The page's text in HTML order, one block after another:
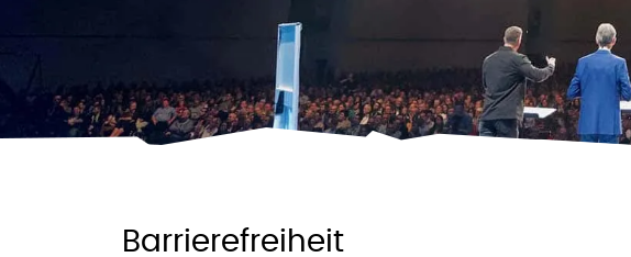
Barrierefreiheit